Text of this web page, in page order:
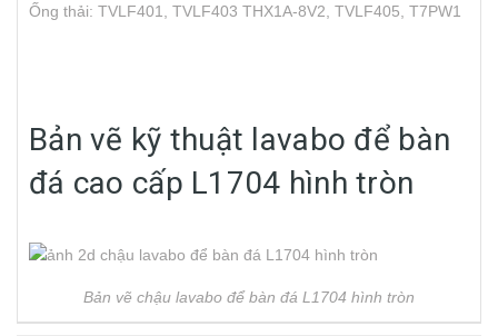
Ống thải: TVLF401, TVLF403 THX1A-8V2, TVLF405, T7PW1
Bản vẽ kỹ thuật lavabo để bàn
đá cao cấp L1704 hình tròn
Bản vẽ chậu lavabo để bàn đá L1704 hình tròn